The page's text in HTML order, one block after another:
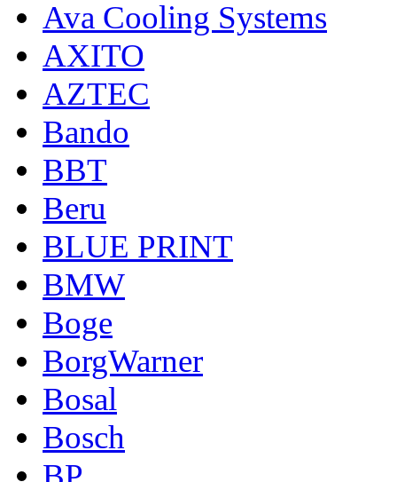
Ava Cooling Systems
AXITO
AZTEC
Bando
BBT
Beru
BLUE PRINT
BMW
Boge
BorgWarner
Bosal
Bosch